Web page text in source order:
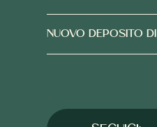
NUOVO DEPOSITO